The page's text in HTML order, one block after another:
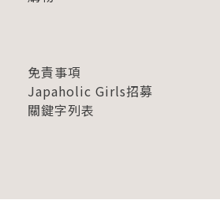
免責事項
Japaholic Girls招募
關鍵字列表